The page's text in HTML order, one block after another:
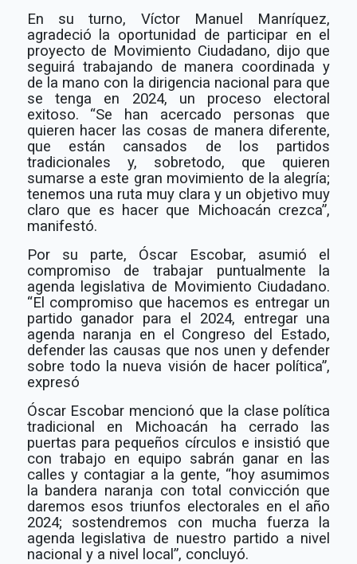
En su turno, Víctor Manuel Manríquez,
agradeció la oportunidad de participar en el
proyecto de Movimiento Ciudadano, dijo que
seguirá trabajando de manera coordinada y
de la mano con la dirigencia nacional para que
se tenga en 2024, un proceso electoral
exitoso. “Se han acercado personas que
quieren hacer las cosas de manera diferente,
que están cansados de los partidos
tradicionales y, sobretodo, que quieren
sumarse a este gran movimiento de la alegría;
tenemos una ruta muy clara y un objetivo muy
claro que es hacer que Michoacán crezca”,
manifestó.
Por su parte, Óscar Escobar, asumió el
compromiso de trabajar puntualmente la
agenda legislativa de Movimiento Ciudadano.
“El compromiso que hacemos es entregar un
partido ganador para el 2024, entregar una
agenda naranja en el Congreso del Estado,
defender las causas que nos unen y defender
sobre todo la nueva visión de hacer política”,
expresó
Óscar Escobar mencionó que la clase política
tradicional en Michoacán ha cerrado las
puertas para pequeños círculos e insistió que
con trabajo en equipo sabrán ganar en las
calles y contagiar a la gente, “hoy asumimos
la bandera naranja con total convicción que
daremos esos triunfos electorales en el año
2024; sostendremos con mucha fuerza la
agenda legislativa de nuestro partido a nivel
nacional y a nivel local”, concluyó.